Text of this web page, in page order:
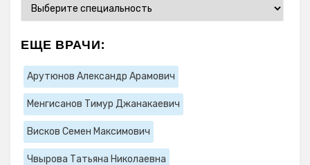
ЕЩЕ ВРАЧИ:
Арутюнов Александр Арамович
Менгисанов Тимур Джанакаевич
Висков Семен Максимович
Чвырова Татьяна Николаевна